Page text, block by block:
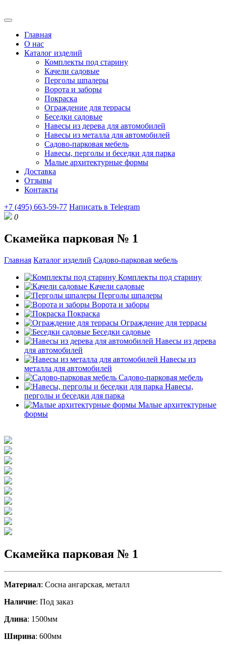
Главная
О нас
Каталог изделий
Комплекты под старину
Качели садовые
Перголы шпалеры
Ворота и заборы
Покраска
Ограждение для террасы
Беседки садовые
Навесы из дерева для автомобилей
Навесы из металла для автомобилей
Садово-парковая мебель
Навесы, перголы и беседки для парка
Малые архитектурные формы
Доставка
Отзывы
Контакты
+7 (495) 663-59-77 Написать в Telegram
0
Скамейка парковая № 1
Главная Каталог изделий Садово-парковая мебель
Комплекты под старину
Качели садовые
Перголы шпалеры
Ворота и заборы
Покраска
Ограждение для террасы
Беседки садовые
Навесы из дерева
для автомобилей
Навесы из
металла для автомобилей
Садово-парковая мебель
Навесы,
перголы и беседки для парка
Малые архитектурные
формы
Скамейка парковая № 1
Материал: Сосна ангарская, металл
Наличие: Под заказ
Длина: 1500мм
Ширина: 600мм